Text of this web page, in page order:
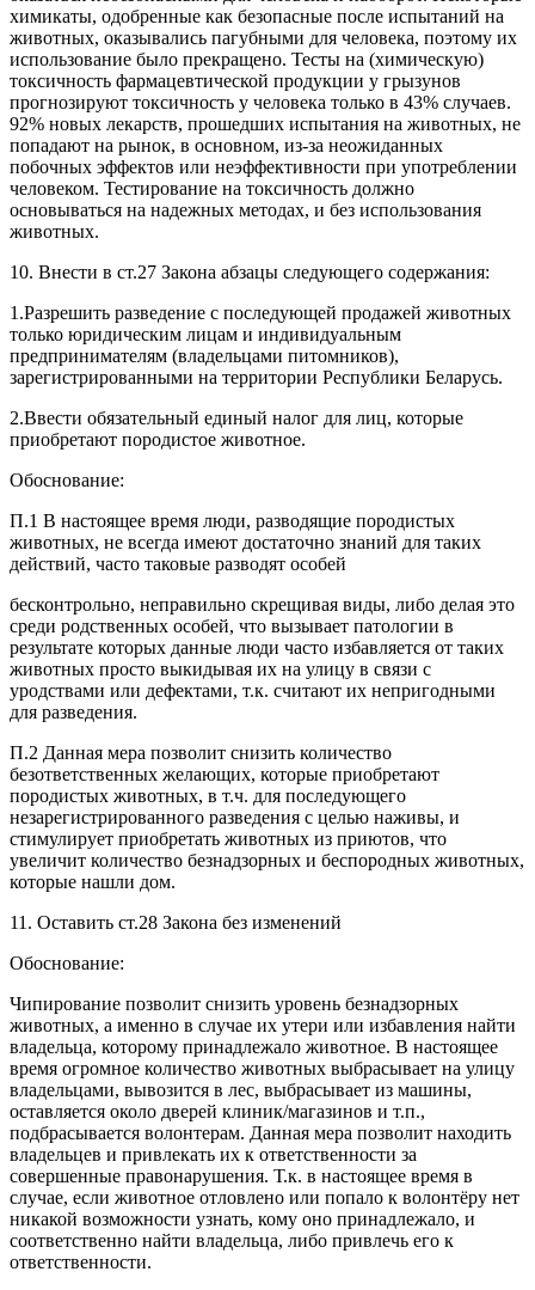
химикаты, одобренные как безопасные после испытаний на
животных, оказывались пагубными для человека, поэтому их
использование было прекращено. Тесты на (химическую)
токсичность фармацевтической продукции у грызунов
прогнозируют токсичность у человека только в 43% случаев.
92% новых лекарств, прошедших испытания на животных, не
попадают на рынок, в основном, из-за неожиданных
побочных эффектов или неэффективности при употреблении
человеком. Тестирование на токсичность должно
основываться на надежных методах, и без использования
животных.
10. Внести в ст.27 Закона абзацы следующего содержания:
1.Разрешить разведение с последующей продажей животных
только юридическим лицам и индивидуальным
предпринимателям (владельцами питомников),
зарегистрированными на территории Республики Беларусь.
2.Ввести обязательный единый налог для лиц, которые
приобретают породистое животное.
Обоснование:
П.1 В настоящее время люди, разводящие породистых
животных, не всегда имеют достаточно знаний для таких
действий, часто таковые разводят особей
бесконтрольно, неправильно скрещивая виды, либо делая это
среди родственных особей, что вызывает патологии в
результате которых данные люди часто избавляется от таких
животных просто выкидывая их на улицу в связи с
уродствами или дефектами, т.к. считают их непригодными
для разведения.
П.2 Данная мера позволит снизить количество
безответственных желающих, которые приобретают
породистых животных, в т.ч. для последующего
незарегистрированного разведения с целью наживы, и
стимулирует приобретать животных из приютов, что
увеличит количество безнадзорных и беспородных животных,
которые нашли дом.
11. Оставить ст.28 Закона без изменений
Обоснование:
Чипирование позволит снизить уровень безнадзорных
животных, а именно в случае их утери или избавления найти
владельца, которому принадлежало животное. В настоящее
время огромное количество животных выбрасывает на улицу
владельцами, вывозится в лес, выбрасывает из машины,
оставляется около дверей клиник/магазинов и т.п.,
подбрасывается волонтерам. Данная мера позволит находить
владельцев и привлекать их к ответственности за
совершенные правонарушения. Т.к. в настоящее время в
случае, если животное отловлено или попало к волонтёру нет
никакой возможности узнать, кому оно принадлежало, и
соответственно найти владельца, либо привлечь его к
ответственности.